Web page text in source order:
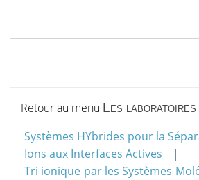
Retour au menu Les laboratoires
Systèmes HYbrides pour la
Ions aux Interfaces Actives
Tri ionique par les Systèmes